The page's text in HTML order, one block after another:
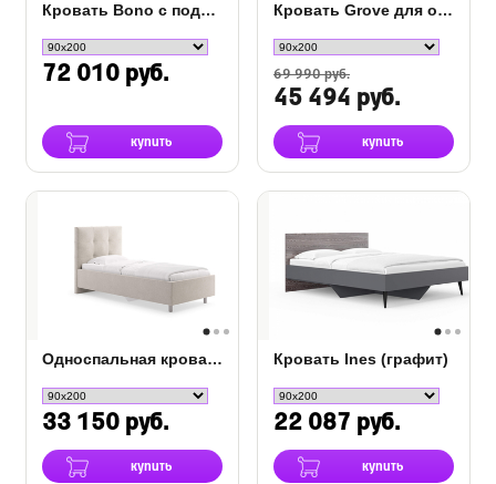
Кровать Bono с подъемным механизмом
72 010 руб.
купить
Кровать Grove для основания ПМ
69 990 руб.
45 494 руб.
купить
Односпальная кровать Caprice
33 150 руб.
купить
Кровать Ines (графит)
22 087 руб.
купить